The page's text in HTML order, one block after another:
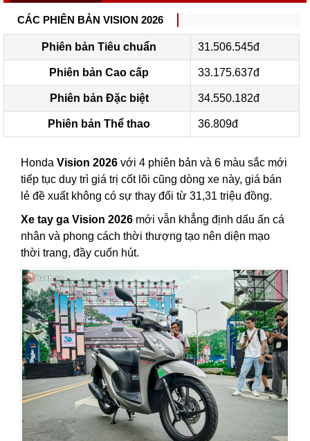
CÁC PHIÊN BẢN VISION 2026
Phiên bản Tiêu chuẩn 31.506.545đ
Phiên bản Cao cấp 33.175.637đ
Phiên bản Đặc biệt 34.550.182đ
Phiên bản Thể thao 36.809đ
Honda Vision 2026 với 4 phiên bản và 6 màu sắc mới
tiếp tục duy trì giá trị cốt lõi cũng dòng xe này, giá bán
lẻ đề xuất không có sự thay đổi từ 31,31 triệu đồng.
Xe tay ga Vision 2026 mới vẫn khẳng định dấu ấn cá
nhân và phong cách thời thượng tạo nên diện mạo
thời trang, đầy cuốn hút.